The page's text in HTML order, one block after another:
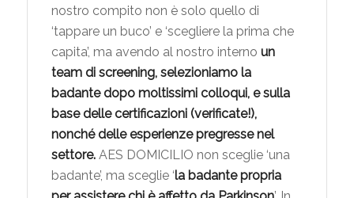
nostro compito non è solo quello di
‘tappare un buco’ e ‘scegliere la prima che
capita’, ma avendo al nostro interno un
team di screening, selezioniamo la
badante dopo moltissimi colloqui, e sulla
base delle certificazioni (verificate!),
nonché delle esperienze pregresse nel
settore.AES DOMICILIO non sceglie ‘una
badante’, ma sceglie ‘la badante propria